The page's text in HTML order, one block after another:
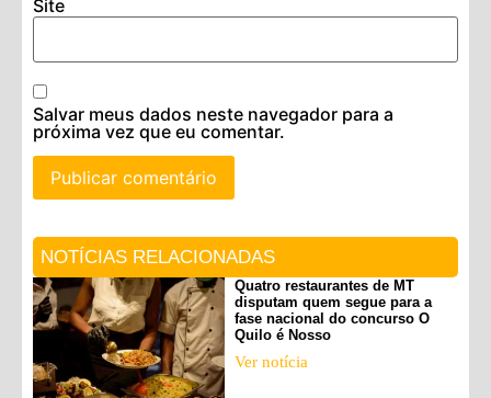
Site
Salvar meus dados neste navegador para a
próxima vez que eu comentar.
NOTÍCIAS RELACIONADAS
Quatro restaurantes de MT
disputam quem segue para a
fase nacional do concurso O
Quilo é Nosso
Ver notícia